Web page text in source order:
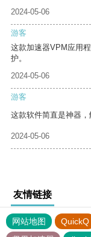
2024-05-06
游客
这款加速器VPM应用
护。
2024-05-06
游客
这款软件简直是神器，
2024-05-06
友情链接
网站地图 QuickQ